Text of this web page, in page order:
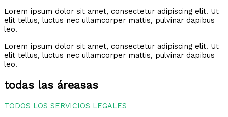
Lorem ipsum dolor sit amet, consectetur adipiscing elit. Ut
elit tellus, luctus nec ullamcorper mattis, pulvinar dapibus
leo.
Lorem ipsum dolor sit amet, consectetur adipiscing elit. Ut
elit tellus, luctus nec ullamcorper mattis, pulvinar dapibus
leo.
todas las áreasas
TODOS LOS SERVICIOS LEGALES